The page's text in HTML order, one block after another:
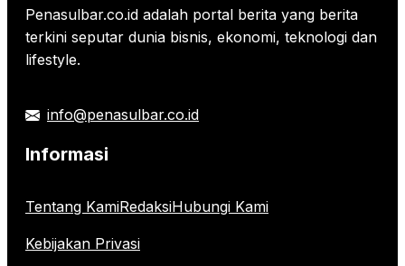
Penasulbar.co.id adalah portal berita yang berita
terkini seputar dunia bisnis, ekonomi, teknologi dan
lifestyle.
info@penasulbar.co.id
Informasi
Tentang KamiRedaksiHubungi Kami
Kebijakan Privasi